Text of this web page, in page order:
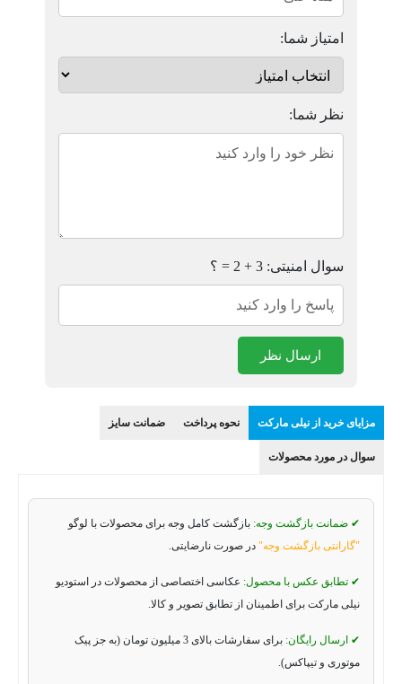
امتیاز شما:
نظر شما:
سوال امنیتی: 3 + 2 = ؟
ارسال نظر
مزایای خرید از نیلی مارکت نحوه پرداخت ضمانت سایز
سوال در مورد محصولات
✔ ضمانت بازگشت وجه: بازگشت کامل وجه برای محصولات با لوگو
"گارانتی بازگشت وجه" در صورت نارضایتی.
✔ تطابق عکس با محصول: عکاسی اختصاصی از محصولات در استودیو
نیلی مارکت برای اطمینان از تطابق تصویر و کالا.
✔ ارسال رایگان:
برای سفارشات بالای 3 میلیون تومان (به جز پیک
موتوری و تیپاکس).